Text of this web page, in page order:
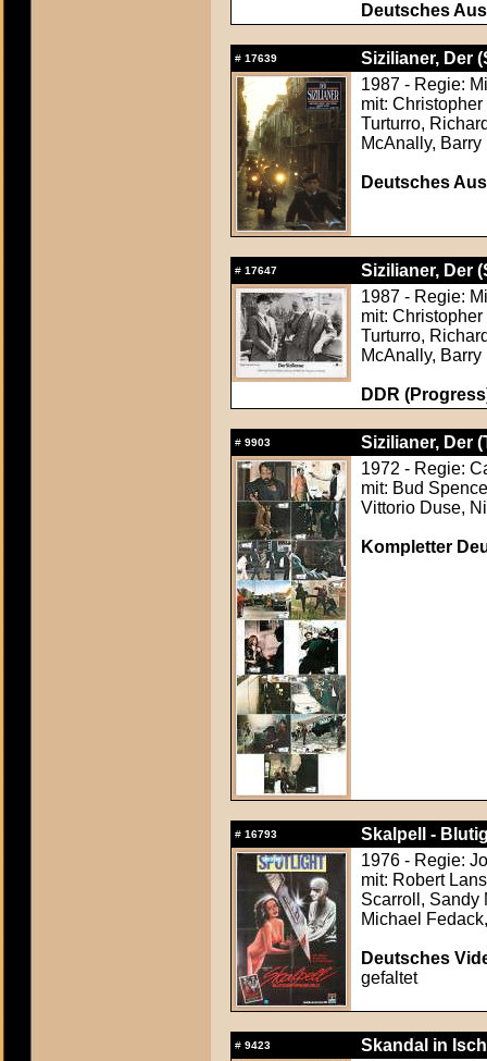
Deutsches
# 17639
Sizilianer, Der
1987 - Regie:
mit:
Turturro,
McAnally,
Deutsches
# 17647
Sizilianer, Der
1987 - Regie:
mit:
Turturro,
McAnally,
DDR
# 9903
Sizilianer, Der
1972 - Regie:
mit: Bud
Vittorio Duse,
Kompletter
# 16793
Skalpell -
1976 - Regie:
mit: Robert
Scarroll, Sandy
Michael
Deutsches
gefaltet
# 9423
Skandal in